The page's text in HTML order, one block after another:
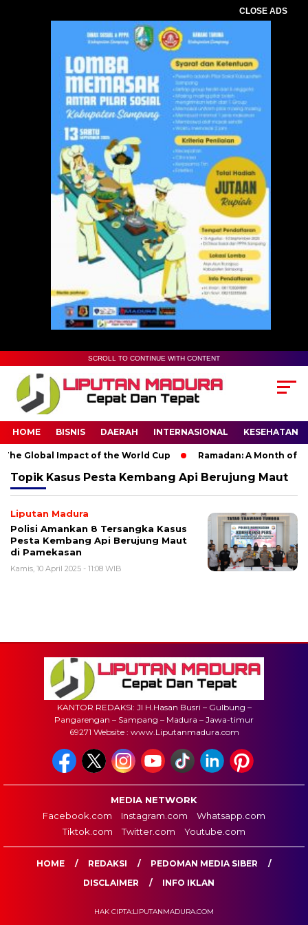
CLOSE ADS
SCROLL TO CONTINUE WITH CONTENT
HOME BISNIS DAERAH INTERNASIONAL KESEHATAN
Global Impact of the World Cup Ramadan: A Month of
Topik Kasus Pesta Kembang Api Berujung Maut
Liputan Madura
Polisi Amankan 8 Tersangka Kasus
Pesta Kembang Api Berujung Maut
di Pamekasan
Kamis, 10 April 2025 - 11:08 WIB
KANTOR REDAKSI: Jl H.Hasan Busri – Gulbung –
Pangarengan – Sampang – Madura – Jawa-timur
69271 Website : www.Liputanmadura.com
MEDIA NETWORK
Facebook.com
Instagram.com
Whatsapp.com
Tiktok.com
Twitter.com Youtube.com
HOME REDAKSI
PEDOMAN MEDIA SIBER
DISCLAIMER
INFO IKLAN
HAK CIPTA:LIPUTANMADURA.COM